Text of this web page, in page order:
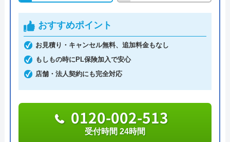
公式サイトを見る
072-461-0077
(株)かじせ総合設備のクチコミ
4.3（3件のクチコミ）
※クチコミの内容について
おすすめポイント
お見積り・キャンセル無料、追加料金もなし
もしもの時にPL保険加入で安心
店舗・法人契約にも完全対応
0120-002-513
受付時間 24時間